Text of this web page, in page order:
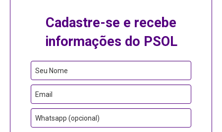
Cadastre-se e recebe
informações do PSOL
Seu Nome
Email
Whatsapp (opcional)